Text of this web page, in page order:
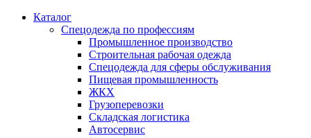
Каталог
Спецодежда по профессиям
Промышленное производство
Строительная рабочая одежда
Спецодежда для сферы обслуживания
Пищевая промышленность
ЖКХ
Грузоперевозки
Складская логистика
Автосервис